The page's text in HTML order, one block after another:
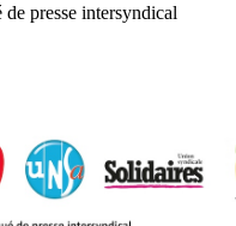
presse intersyndical